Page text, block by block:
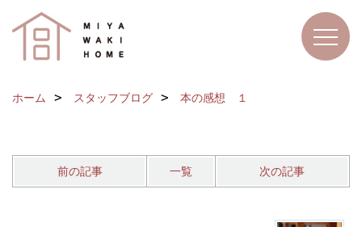
ホーム スタッフブログ 本の感想 １
前の記事 一覧 次の記事